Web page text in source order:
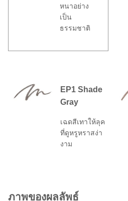
หนาอย่าง
เป็น
ธรรมชาติ
EP1 Shade
Gray
เฉดสีเทาให้ลุค
ที่ดูหรูหราสง่า
งาม
ภาพของผลลัพธ์